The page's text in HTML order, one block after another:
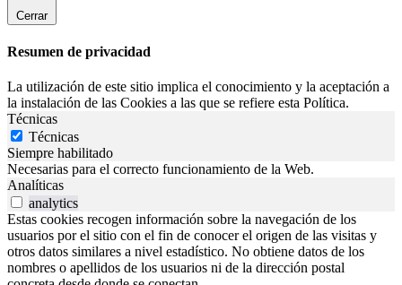
Cerrar
Resumen de privacidad
La utilización de este sitio implica el conocimiento y la aceptación a
la instalación de las Cookies a las que se refiere esta Política.
Técnicas
Técnicas
Siempre habilitado
Necesarias para el correcto funcionamiento de la Web.
Analíticas
analytics
Estas cookies recogen información sobre la navegación de los
usuarios por el sitio con el fin de conocer el origen de las visitas y
otros datos similares a nivel estadístico. No obtiene datos de los
nombres o apellidos de los usuarios ni de la dirección postal